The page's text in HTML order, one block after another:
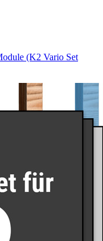
(K2 Vario Set